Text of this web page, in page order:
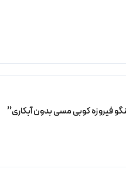
فیروزه کوبی مسی بدون آبکاری”